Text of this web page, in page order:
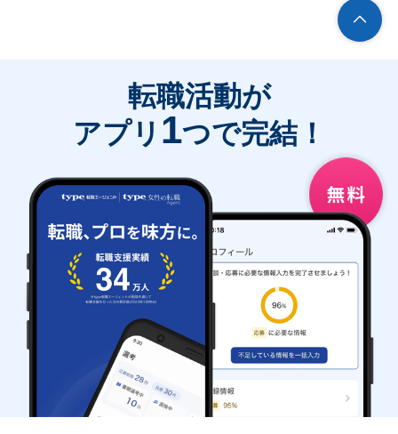
転職活動が
アプリ 1つで完結！